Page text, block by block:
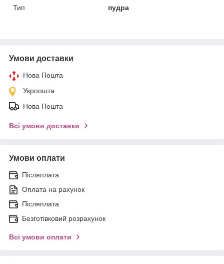
Тип
пудра
Умови доставки
Нова Пошта
Укрпошта
Нова Пошта
Всі умови доставки
Умови оплати
Післяплата
Оплата на рахунок
Післяплата
Безготівковий розрахунок
Всі умови оплати